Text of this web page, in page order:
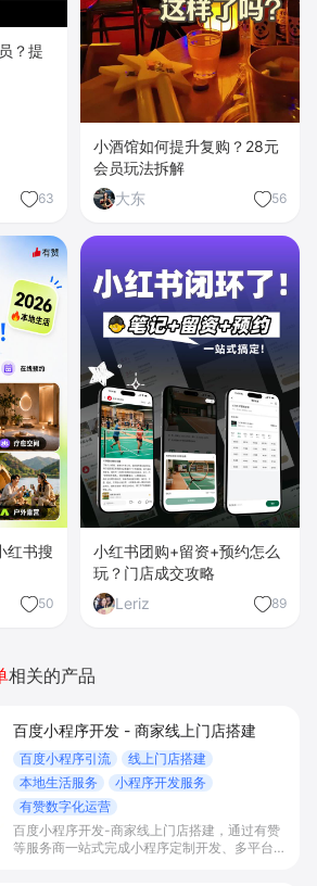
？提
63
小酒馆如何提升复购？28元
会员玩法拆解
大东
56
红书搜
50
小红书团购+留资+预约怎么
玩？门店成交攻略
Leriz
89
相关的产品
百度小程序开发 - 商家线上门店搭建
百度小程序引流
线上门店搭建
本地生活服务
小程序开发服务
有赞数字化运营
百度小程序开发-商家线上门店搭建，通过有赞
等服务商一站式完成小程序定制开发、多平台联